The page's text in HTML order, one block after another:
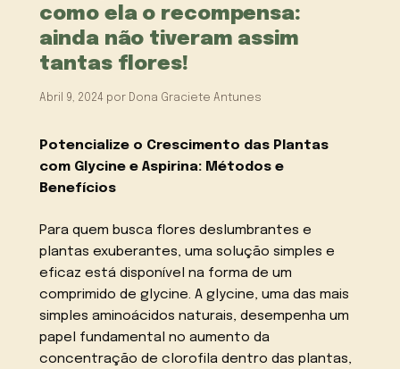
como ela o recompensa:
ainda não tiveram assim
tantas flores!
Abril 9, 2024 por Dona Graciete Antunes
Potencialize o Crescimento das Plantas
com Glycine e Aspirina: Métodos e
Benefícios
Para quem busca flores deslumbrantes e
plantas exuberantes, uma solução simples e
eficaz está disponível na forma de um
comprimido de glycine. A glycine, uma das mais
simples aminoácidos naturais, desempenha um
papel fundamental no aumento da
concentração de clorofila dentro das plantas,